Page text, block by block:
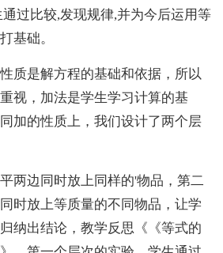
过比较,发现规律,并为今后运用等
基础。
是解方程的基础和依据，所以
视，加法是学生学习计算的基
加的性质上，我们设计了两个层
边同时放上同样的'物品，第二
时放上等质量的不同物品，让学
纳出结论，教学反思《《等式的